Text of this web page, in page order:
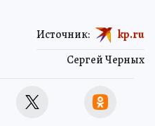
Сергей Черных
Источник: kp.ru